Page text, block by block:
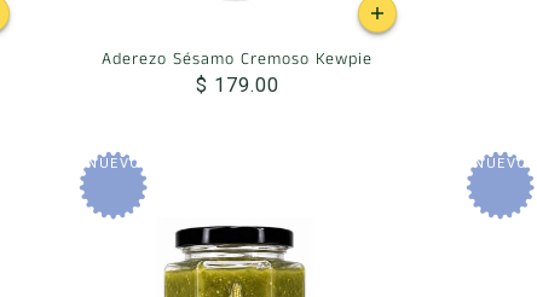
Aderezo Sésamo Cremoso Kewpie
$ 179.00
NUEVO NUEVO